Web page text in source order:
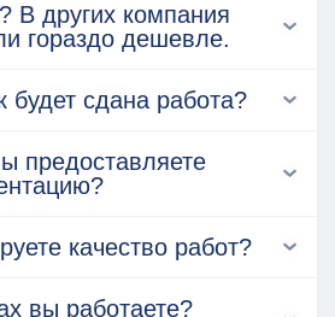
В других компания
гораздо дешевле.
будет сдана работа?
предоставляете
качество работ?
вы работаете?